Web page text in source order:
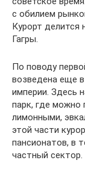
с обилием
Курорт делится
Гагры.
По поводу
возведена еще
империи. Здесь
парк, где можно
лимонными,
этой части
пансионатов, в
частный сектор.